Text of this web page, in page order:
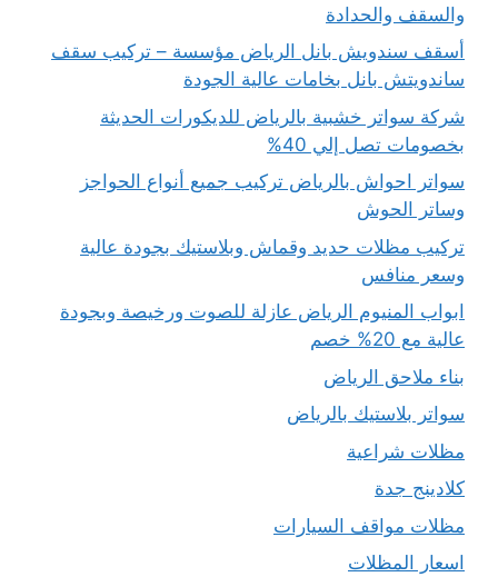
والسقف والحدادة
أسقف سندويش بانل الرياض مؤسسة – تركيب سقف
ساندويتش بانل بخامات عالية الجودة
شركة سواتر خشبية بالرياض للديكورات الحديثة
بخصومات تصل إلي 40%
سواتر احواش بالرياض تركيب جميع أنواع الحواجز
وساتر الحوش
تركيب مظلات حديد وقماش وبلاستيك بجودة عالية
وسعر منافس
ابواب المنيوم الرياض عازلة للصوت ورخيصة وبجودة
عالية مع 20% خصم
بناء ملاحق الرياض
سواتر بلاستيك بالرياض
مظلات شراعية
كلادينج جدة
مظلات مواقف السيارات
اسعار المظلات